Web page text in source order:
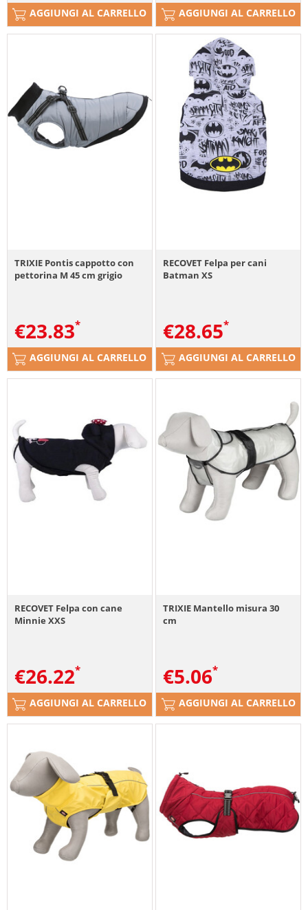
AGGIUNGI AL CARRELLO AGGIUNGI AL CARRELLO
TRIXIE Pontis cappotto con
pettorina M 45 cm grigio
€23.83
AGGIUNGI AL CARRELLO
RECOVET Felpa per cani
Batman XS
€28.65
AGGIUNGI AL CARRELLO
RECOVET Felpa con cane
Minnie XXS
€26.22
AGGIUNGI AL CARRELLO
TRIXIE Mantello misura 30
cm
€5.06
AGGIUNGI AL CARRELLO